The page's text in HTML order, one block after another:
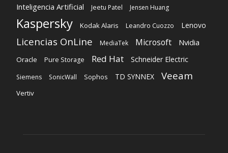
Inteligencia Artificial Jeetu Patel Jensen Huang
Kaspersky Kodak Alaris Leandro Cuozzo Lenovo
Licencias OnLine MediaTek Microsoft Nvidia
Oracle Pure Storage Red Hat Schneider Electric
Siemens SonicWall Sophos TD SYNNEX Veeam
Vertiv